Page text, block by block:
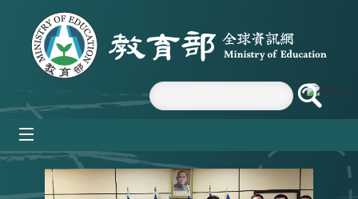
跳到主要內容區塊
:::